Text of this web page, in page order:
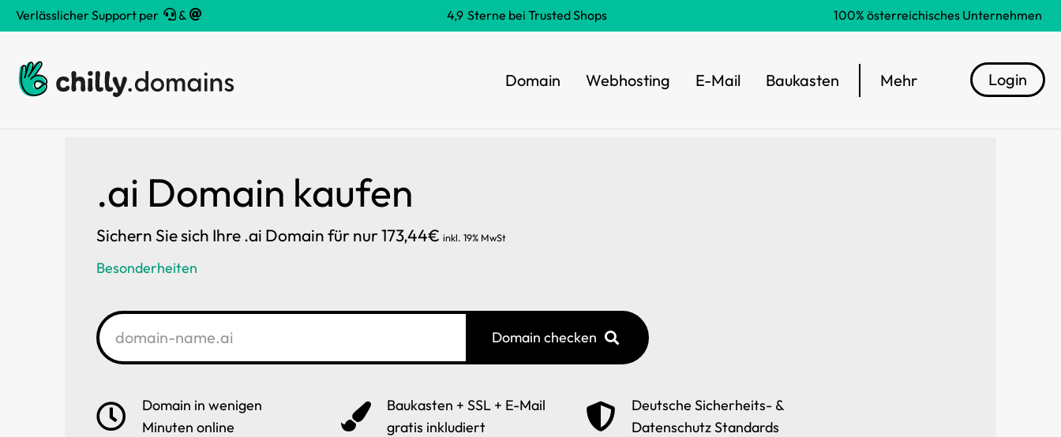
Verlässlicher Support per & 4,9 Sterne bei Trusted Shops 100% österreichisches Unternehmen
Domain Webhosting E-Mail Baukasten Mehr Login
.ai Domain kaufen
Sichern Sie sich Ihre .ai Domain für nur 173,44€ inkl. 19% MwSt
Besonderheiten
Domain checken
Domain in wenigen
Minuten online
Baukasten + SSL + E-Mail
gratis inkludiert
Deutsche Sicherheits- &
Datenschutz Standards